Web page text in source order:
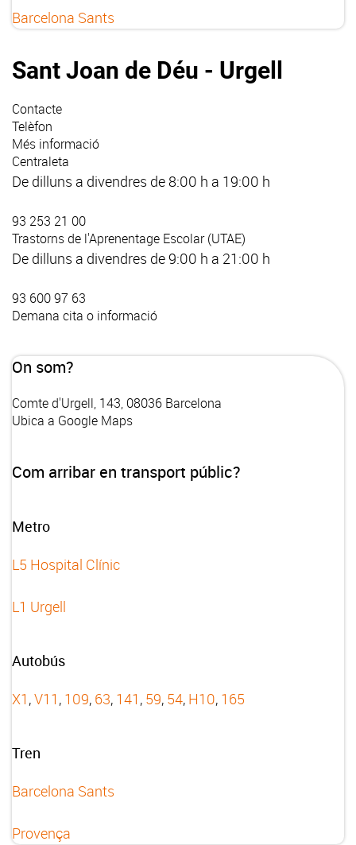
Barcelona Sants
Sant Joan de Déu - Urgell
Contacte
Telèfon
Més informació
Centraleta
De dilluns a divendres de 8:00 h a 19:00 h
93 253 21 00
Trastorns de l'Aprenentage Escolar (UTAE)
De dilluns a divendres de 9:00 h a 21:00 h
93 600 97 63
Demana cita o informació
On som?
Comte d'Urgell, 143, 08036 Barcelona
Ubica a Google Maps
Com arribar en transport públic?
Metro
L5 Hospital Clínic
L1 Urgell
Autobús
X1 ,V11 , 109, 63, 141 , 59, 54, H10, 165
Tren
Barcelona Sants
Provença